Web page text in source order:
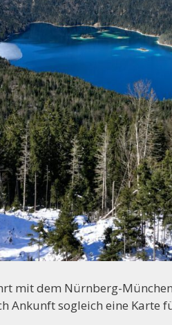
mit dem Nürnberg-
Ankunft sogleich eine Karte